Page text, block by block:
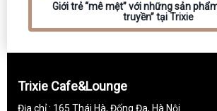
Giới trẻ “mê mệt” với những sản
truyền” tại Trixie
Trixie Cafe&Lounge
Địa chỉ : 165 Thái Hà, Đống Đa, Hà Nội